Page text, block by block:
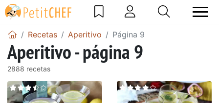
Recetas Aperitivo Página 9
Aperitivo - página 9
2888 recetas